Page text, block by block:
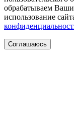
обрабатываем
использование
Соглашаюсь